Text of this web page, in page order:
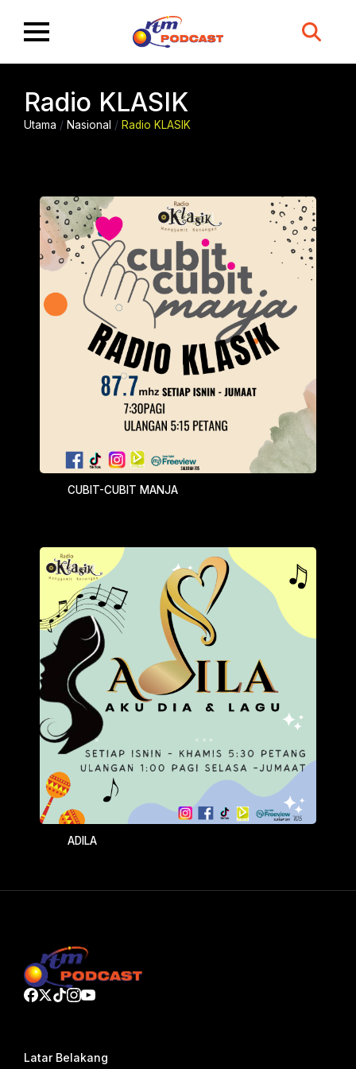
Search
Radio KLASIK
Utama / Nasional / Radio KLASIK
CUBIT-CUBIT MANJA
ADILA
Latar Belakang